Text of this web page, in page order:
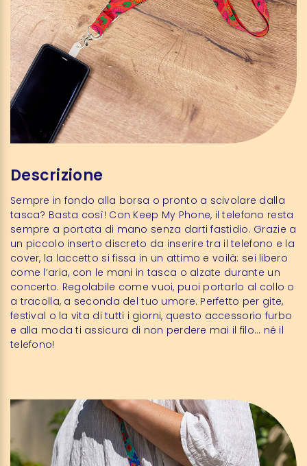
Descrizione
Sempre in fondo alla borsa o pronto a scivolare dalla
tasca? Basta così! Con Keep My Phone, il telefono resta
sempre a portata di mano senza darti fastidio. Grazie a
un piccolo inserto discreto da inserire tra il telefono e la
cover, la laccetto si fissa in un attimo e voilà: sei libero
come l’aria, con le mani in tasca o alzate durante un
concerto. Regolabile come vuoi, puoi portarlo al collo o
a tracolla, a seconda del tuo umore. Perfetto per gite,
festival o la vita di tutti i giorni, questo accessorio furbo
e alla moda ti assicura di non perdere mai il filo… né il
telefono!